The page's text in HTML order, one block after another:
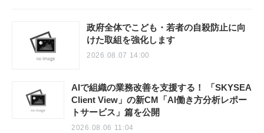
政府全体でこども・若者の自殺防止に向
けた取組を強化します
2026.08.07 14:00
AIで組織の業務改善を支援する！ 「SKYSEA
Client View」の新CM「AI働き方分析レポー
トサービス」篇を公開
2026.08.06 11:04